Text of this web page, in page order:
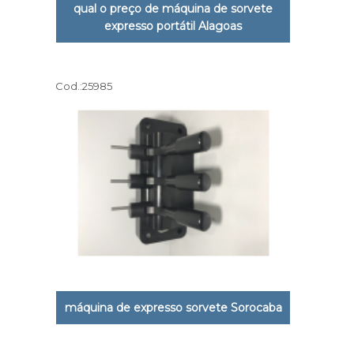
qual o preço de máquina de sorvete
expresso portátil Alagoas
Cod.:25985
máquina de expresso sorvete Sorocaba